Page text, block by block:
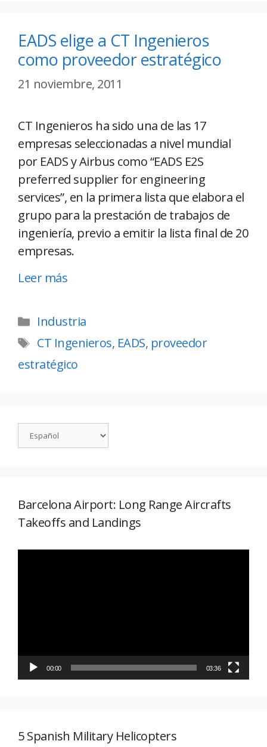
EADS elige a CT Ingenieros
como proveedor estratégico
21 noviembre, 2011
CT Ingenieros ha sido una de las 17
empresas seleccionadas a nivel mundial
por EADS y Airbus como “EADS E2S
preferred supplier for engineering
services”, en la primera lista que elabora el
grupo para la prestación de trabajos de
ingeniería, previo a emitir la lista final de 20
empresas.
Leer más
Industria
CT Ingenieros, EADS, proveedor
estratégico
Barcelona Airport: Long Range Aircrafts
Takeoffs and Landings
00:00 03:36
5 Spanish Military Helicopters